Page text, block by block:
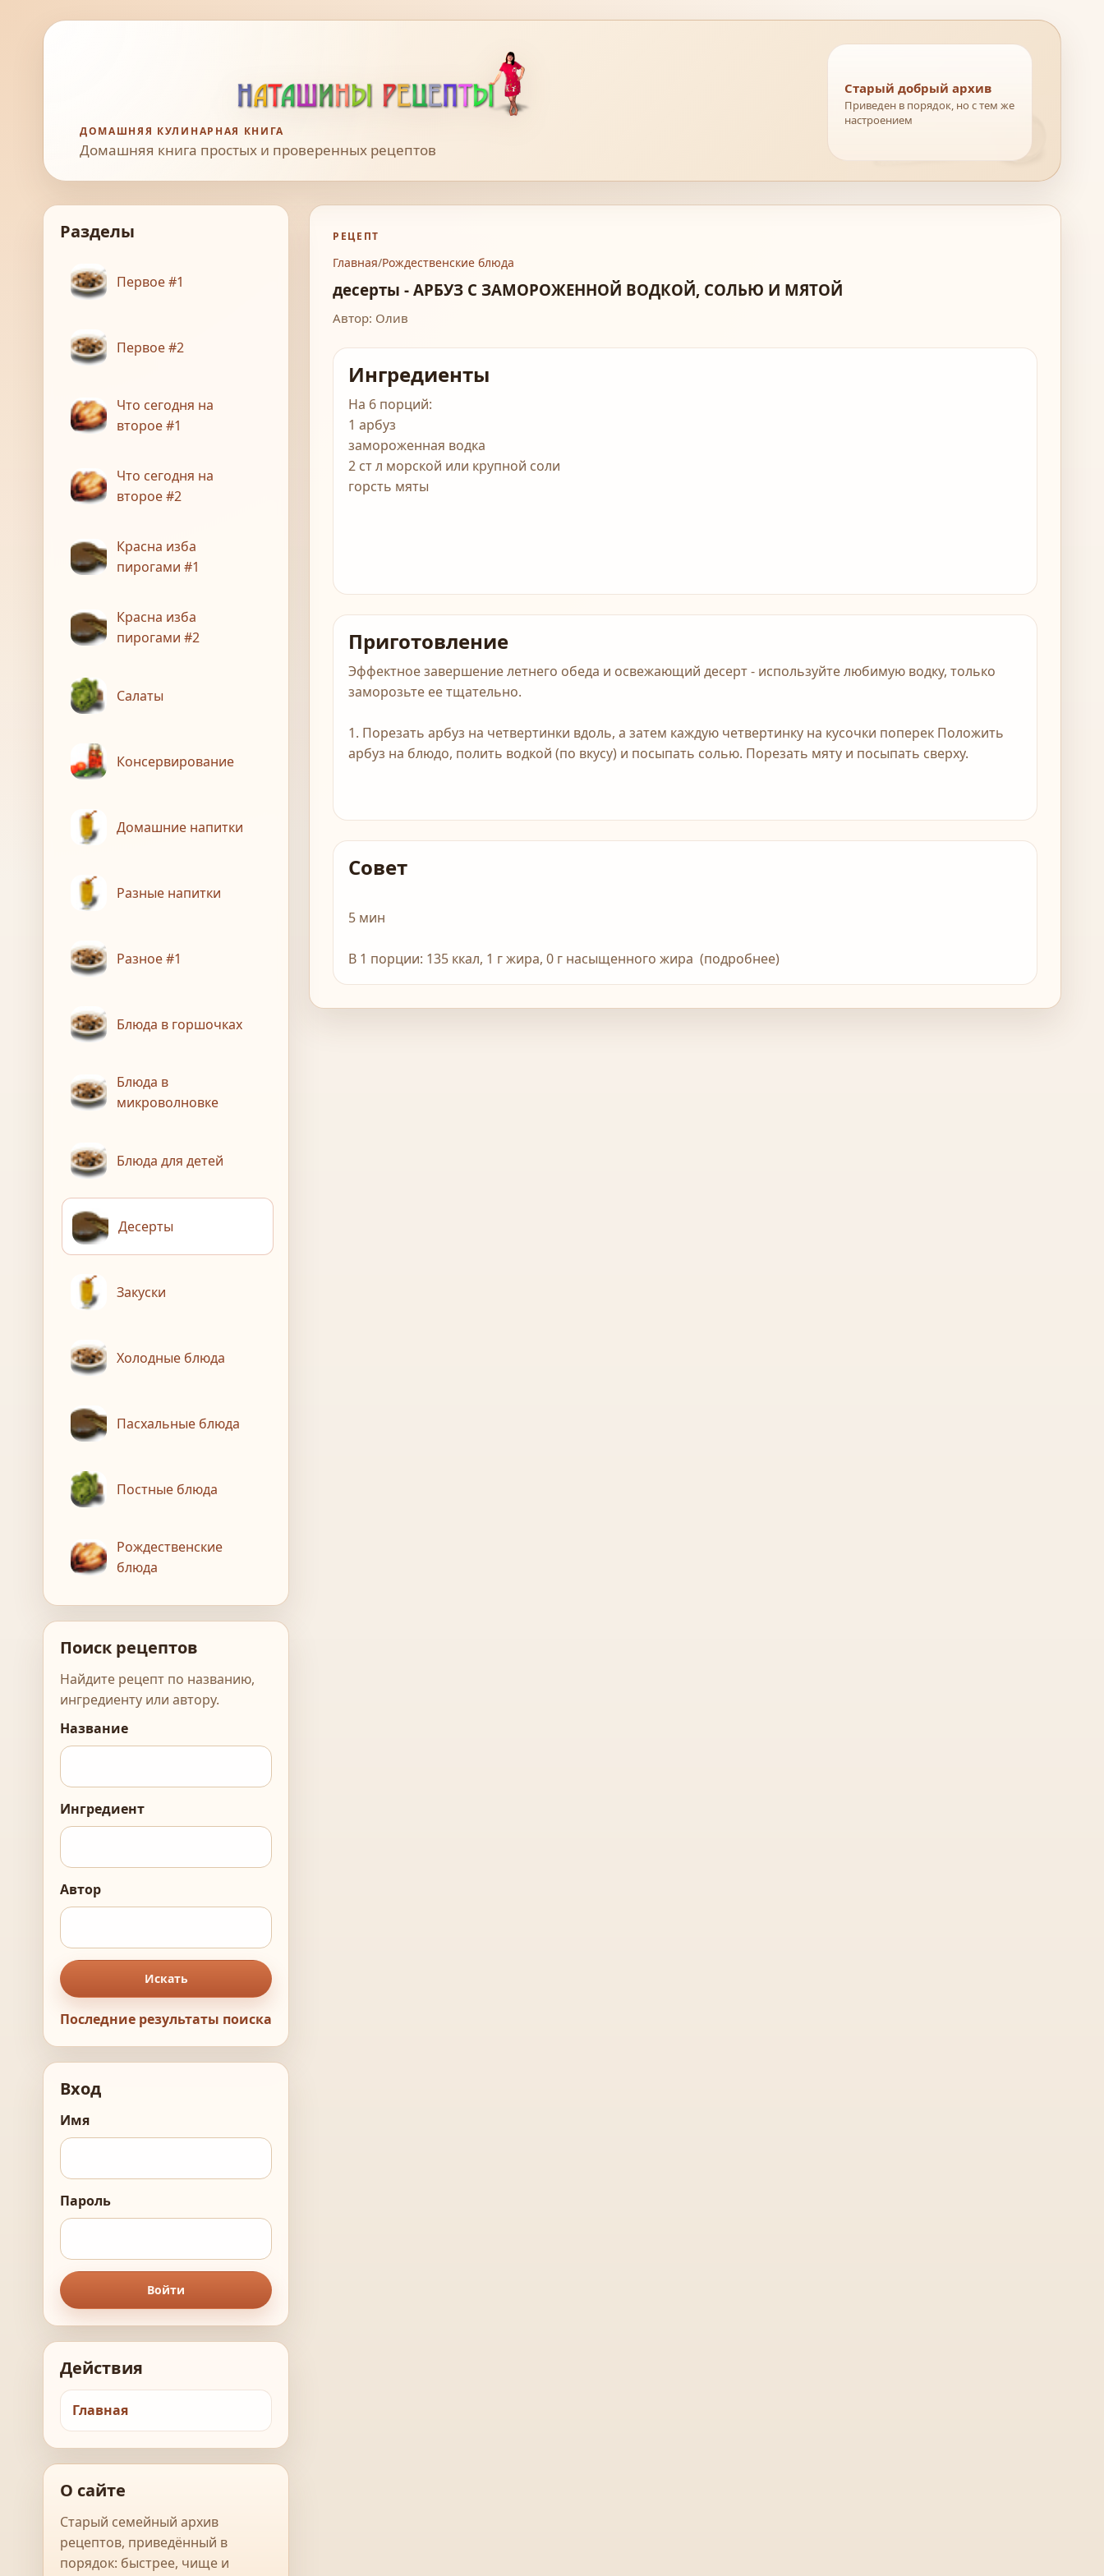
ДОМАШНЯЯ КУЛИНАРНАЯ КНИГА
Домашняя книга простых и проверенных рецептов
Старый добрый архив
Приведен в порядок, но с тем же
настроением
Разделы
Первое #1
Первое #2
Что сегодня на
второе #1
Что сегодня на
второе #2
Красна изба
пирогами #1
Красна изба
пирогами #2
Салаты
Консервирование
Домашние напитки
Разные напитки
Разное #1
Блюда в горшочках
Блюда в
микроволновке
Блюда для детей
Десерты
Закуски
Холодные блюда
Пасхальные блюда
Постные блюда
Рождественские
блюда
Поиск рецептов
Найдите рецепт по названию,
ингредиенту или автору.
Название
Ингредиент
Автор
Искать
Последние результаты поиска
Вход
Имя
Пароль
Войти
Действия
Главная
О сайте
Старый семейный архив
рецептов, приведённый в
порядок: быстрее, чище и
РЕЦЕПТ
Главная/Рождественские блюда
десерты - АРБУЗ С ЗАМОРОЖЕННОЙ ВОДКОЙ, СОЛЬЮ И МЯТОЙ
Автор: Олив
Ингредиенты
На 6 порций:
1 арбуз
замороженная водка
2 ст л морской или крупной соли
горсть мяты
Приготовление
Эффектное завершение летнего обеда и освежающий десерт - используйте любимую водку, только
заморозьте ее тщательно.
1. Порезать арбуз на четвертинки вдоль, а затем каждую четвертинку на кусочки поперек Положить
арбуз на блюдо, полить водкой (по вкусу) и посыпать солью. Порезать мяту и посыпать сверху.
Совет
5 мин
В 1 порции: 135 ккал, 1 г жира, 0 г насыщенного жира (подробнее)